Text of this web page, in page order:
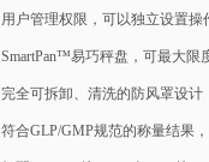
用户管理权限，可以独立设置操
SmartPan™易巧秤盘，可最大
完全可拆卸、清洗的防风罩设
符合GLP/GMP规范的称量结果